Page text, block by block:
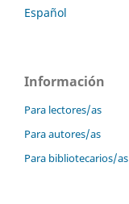
Español
Información
Para lectores/as
Para autores/as
Para bibliotecarios/as